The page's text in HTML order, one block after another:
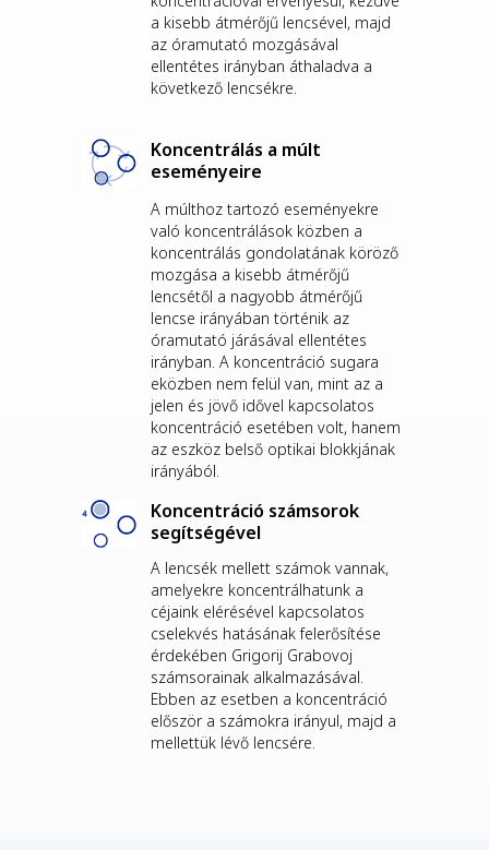
a kisebb átmérőjű lencsével, majd
az óramutató mozgásával
ellentétes irányban áthaladva a
következő lencsékre.
Koncentrálás a múlt
eseményeire
A múlthoz tartozó eseményekre
való koncentrálások közben a
koncentrálás gondolatának köröző
mozgása a kisebb átmérőjű
lencsétől a nagyobb átmérőjű
lencse irányában történik az
óramutató járásával ellentétes
irányban. A koncentráció sugara
eközben nem felül van, mint az a
jelen és jövő idővel kapcsolatos
koncentráció esetében volt, hanem
az eszköz belső optikai blokkjának
irányából.
Koncentráció számsorok
segítségével
A lencsék mellett számok vannak,
amelyekre koncentrálhatunk a
céjaink elérésével kapcsolatos
cselekvés hatásának felerősítése
érdekében Grigorij Grabovoj
számsorainak alkalmazásával.
Ebben az esetben a koncentráció
először a számokra irányul, majd a
mellettük lévő lencsére.